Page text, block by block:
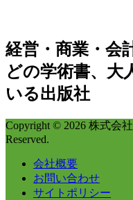
経営・商業・会
どの学術書、大
いる出版社
Copyright © 2026 株式会
Reserved.
会社概要
お問い合わせ
サイトポリシー